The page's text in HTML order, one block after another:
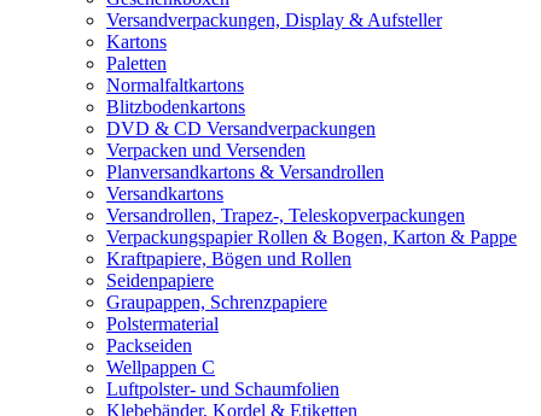
Versandverpackungen, Display & Aufsteller
Kartons
Paletten
Normalfaltkartons
Blitzbodenkartons
DVD & CD Versandverpackungen
Verpacken und Versenden
Planversandkartons & Versandrollen
Versandkartons
Versandrollen, Trapez-, Teleskopverpackungen
Verpackungspapier Rollen & Bogen, Karton & Pappe
Kraftpapiere, Bögen und Rollen
Seidenpapiere
Graupappen, Schrenzpapiere
Polstermaterial
Packseiden
Wellpappen C
Luftpolster- und Schaumfolien
Klebebänder, Kordel & Etiketten